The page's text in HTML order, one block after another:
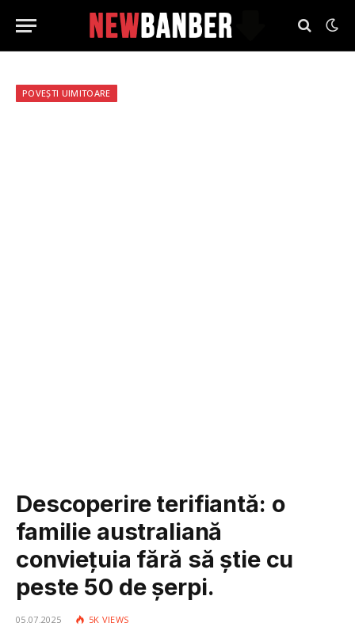
POVEȘTI UIMITOARE
Descoperire terifiantă: o
familie australiană
conviețuia fără să știe cu
peste 50 de șerpi.
05.07.2025 5K VIEWS